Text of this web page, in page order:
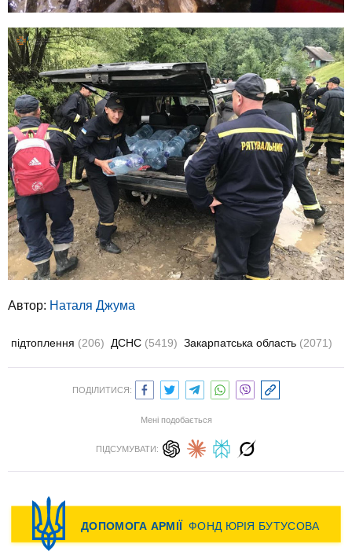
Автор: Наталя Джума
підтоплення (206) ДСНС (5419) Закарпатська область (2071)
ПОДІЛИТИСЯ:
Мені подобається
ПІДСУМУВАТИ: